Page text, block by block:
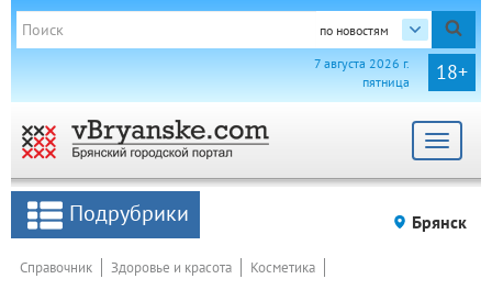
по новостям
18+
7 августа 2026 г.
пятница
Toggle
Брянск
Справочник Здоровье и красота
Косметика
Подрубрики